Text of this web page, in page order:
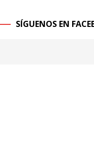
SÍGUENOS EN